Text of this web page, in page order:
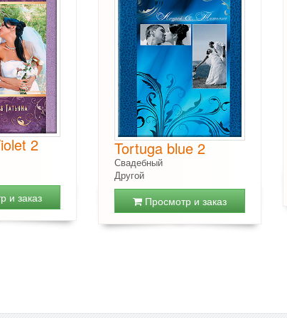
2
и заказ
Tortuga blue 2
Свадебный
Другой
Просмотр и заказ